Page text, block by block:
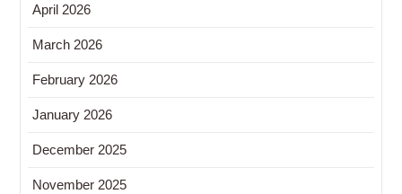
April 2026
March 2026
February 2026
January 2026
December 2025
November 2025